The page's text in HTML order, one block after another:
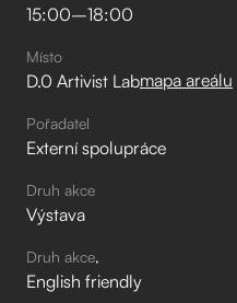
15:00–⁠18:00
Místo
D.0 Artivist Labmapa areálu
Pořadatel
Externí spolupráce
Druh akce
Výstava
Druh akce
English friendly